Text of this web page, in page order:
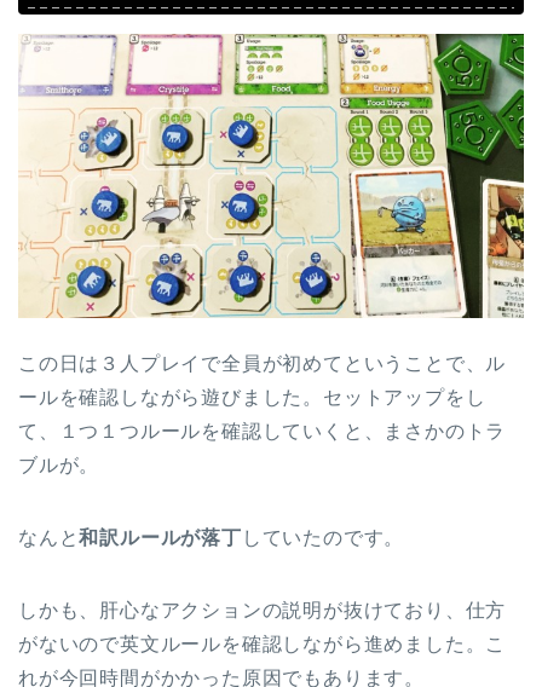
この日は３人プレイで全員が初めてということで、ル
ールを確認しながら遊びました。セットアップをし
て、１つ１つルールを確認していくと、まさかのトラ
ブルが。
なんと和訳ルールが落丁 していたのです。
しかも、肝心なアクションの説明が抜けており、仕方
がないので英文ルールを確認しながら進めました。こ
れが今回時間がかかった原因でもあります。